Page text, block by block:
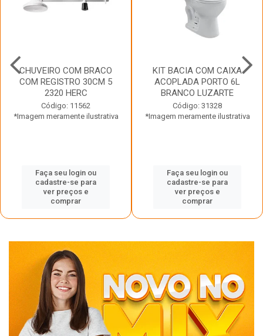
CHUVEIRO COM BRACO
COM REGISTRO 30CM 5
2320 HERC
Código: 11562
*Imagem meramente ilustrativa
Faça seu login ou
cadastre-se para
ver preços e
comprar
KIT BACIA COM CAIXA
ACOPLADA PORTO 6L
BRANCO LUZARTE
Código: 31328
*Imagem meramente ilustrativa
Faça seu login ou
cadastre-se para
ver preços e
comprar